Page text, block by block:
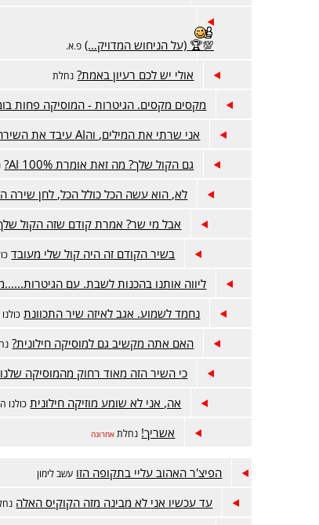
💯🏆 (על הניחוש המדויק…) פ.א.
אולי יש לכם רעיון באמת? נחלת
מקסים מקסים. הגיטרות - המוסיקה פחות
אני שרתי את המילים, והAI עיבד את השירה
גם הקול שלך? מה זאת אומרת 100% AI?
לא, הוא עשה הכל כולל הכל, לחן שירה
אבל מי שר? אמרת קודם שזה הקול
בשיר הקודם זה היה קול שלי מעובד
ליווה אותנו בהכנות לשבת. עם
נחמד לשמוע. אגב לאיזה שיר התכוונת
האם אתה מקשיב גם למוסיקה חילונית?
כי השיר הזה מאוד רחוק מהמוסיקה
אה, אני לא שומע מוזיקה חילונית כולנו
אשריך! נחלת אחרונה
הפיצ'ר האהוב עליי בתקופה הזו עשב לימון
עד עכשיו אני לא מבינה מזה הקוקיס האלה